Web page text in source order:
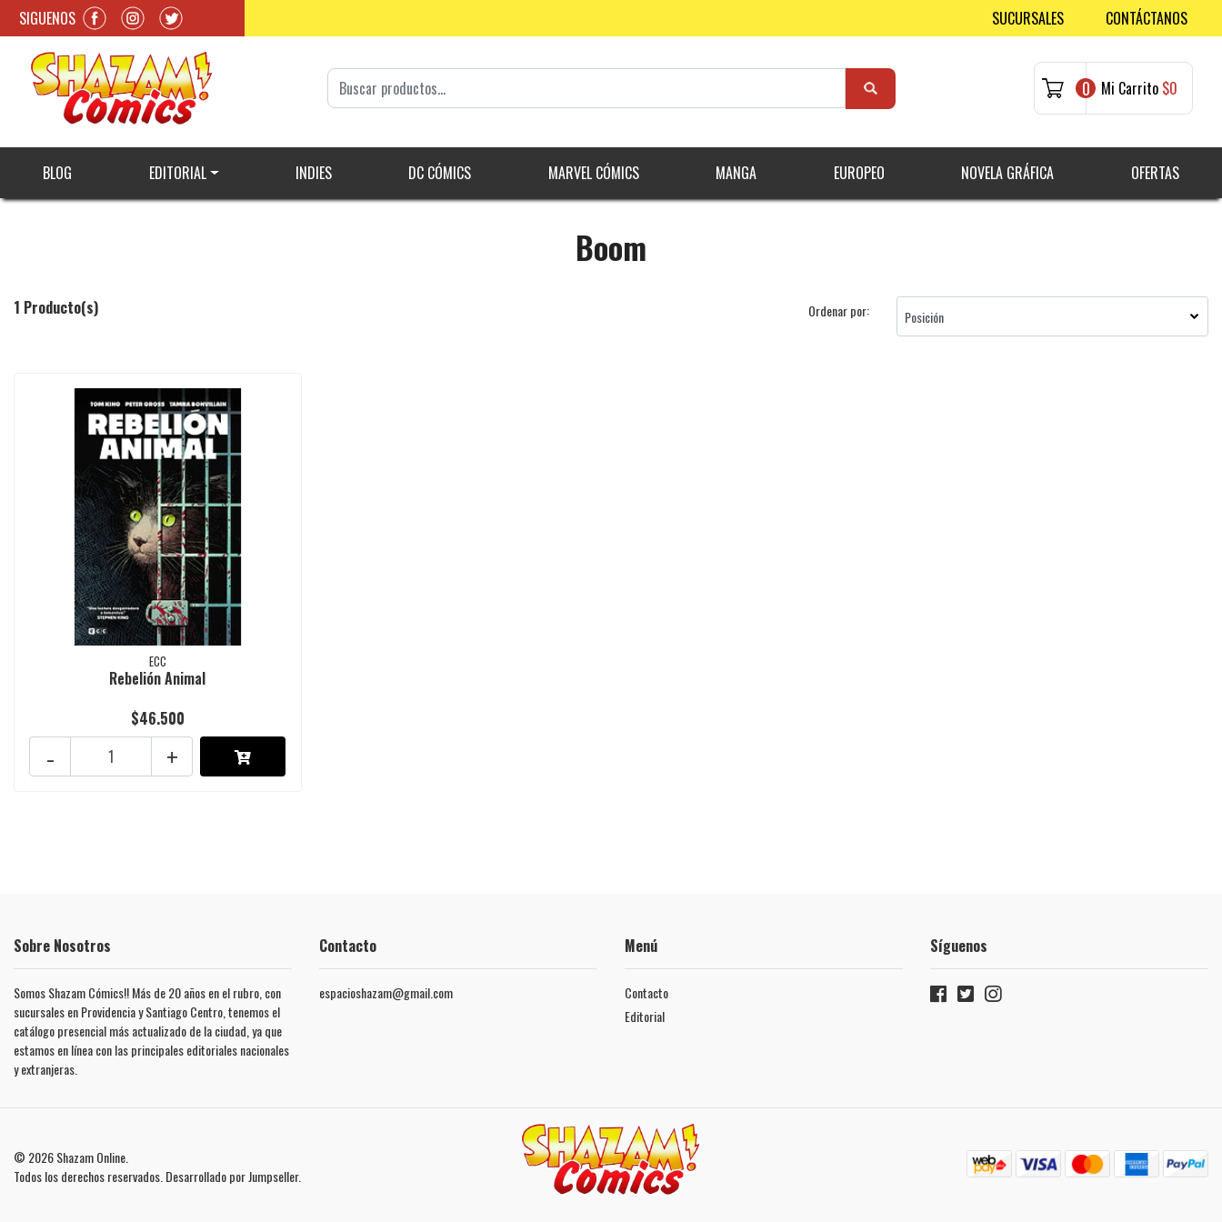
SIGUENOS SUCURSALES CONTÁCTANOS
0 Mi Carrito $0
BLOG EDITORIAL INDIES DC CÓMICS MARVEL CÓMICS MANGA EUROPEO NOVELA GRÁFICA OFERTAS
Boom
1 Producto(s) Ordenar por:
ECC
Rebelión Animal
$46.500
+
-
Sobre Nosotros
Somos Shazam Cómics!! Más de 20 años en el rubro, con
sucursales en Providencia y Santiago Centro, tenemos el
catálogo presencial más actualizado de la ciudad, ya que
estamos en línea con las principales editoriales nacionales
y extranjeras.
Contacto
espacioshazam@gmail.com
Menú
Contacto
Editorial
Síguenos
© 2026 Shazam Online.
Todos los derechos reservados. Desarrollado por Jumpseller.